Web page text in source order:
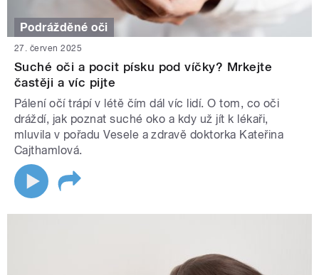
Podrážděné oči
27. červen 2025
Suché oči a pocit písku pod víčky? Mrkejte
častěji a víc pijte
Pálení očí trápí v létě čím dál víc lidí. O tom, co oči
dráždí, jak poznat suché oko a kdy už jít k lékaři,
mluvila v pořadu Vesele a zdravě doktorka Kateřina
Cajthamlová.